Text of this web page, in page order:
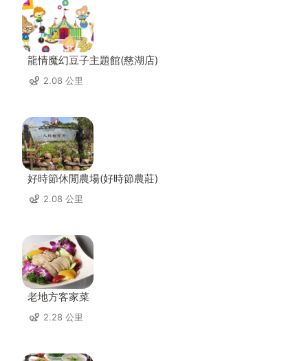
龍情魔幻豆子主題館(慈湖店)
2.08 公里
好時節休閒農場(好時節農莊)
2.08 公里
老地方客家菜
2.28 公里